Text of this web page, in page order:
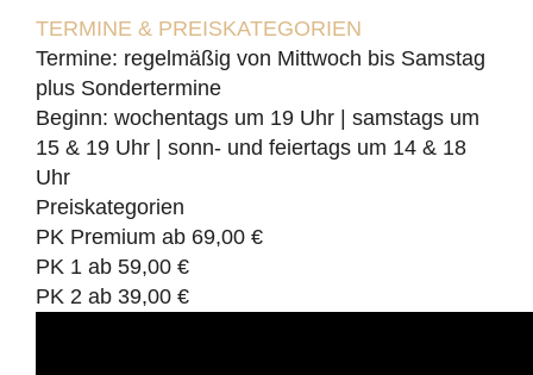
TERMINE & PREISKATEGORIEN
Termine: regelmäßig von Mittwoch bis Samstag
plus Sondertermine
Beginn: wochentags um 19 Uhr | samstags um
15 & 19 Uhr | sonn- und feiertags um 14 & 18
Uhr
Preiskategorien
PK Premium ab 69,00 €
PK 1 ab 59,00 €
PK 2 ab 39,00 €